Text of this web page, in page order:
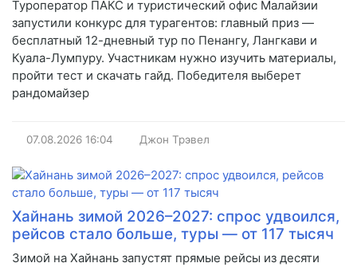
Туроператор ПАКС и туристический офис Малайзии
запустили конкурс для турагентов: главный приз —
бесплатный 12-дневный тур по Пенангу, Лангкави и
Куала-Лумпуру. Участникам нужно изучить материалы,
пройти тест и скачать гайд. Победителя выберет
рандомайзер
07.08.2026 16:04 Джон Трэвел
Хайнань зимой 2026–2027: спрос удвоился,
рейсов стало больше, туры — от 117 тысяч
Зимой на Хайнань запустят прямые рейсы из десяти